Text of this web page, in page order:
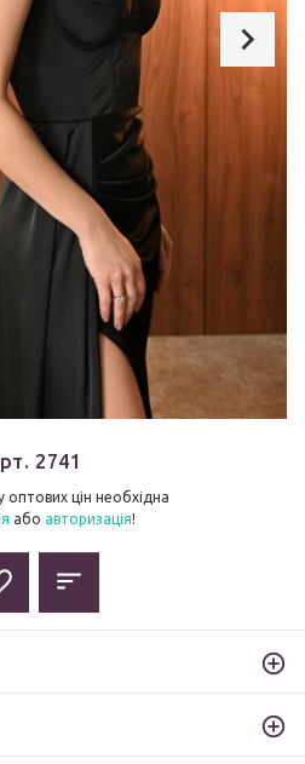
2741
оптових цін необхідна
або авторизація!